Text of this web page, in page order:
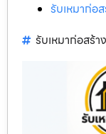
รับเหมาก่อ
รับเหมาก่อสร้